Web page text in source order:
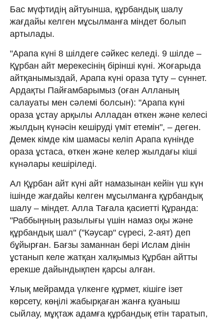
Бас мүфтидің айтуынша, құрбандық шалу
жағдайы келген мұсылманға міндет болып
артылады.
"Арапа күні 8 шілдеге сәйкес келеді. 9 шілде –
Құрбан айт мерекесінің бірінші күні. Жоғарыда
айтқанымыздай, Арапа күні ораза тұту – сүннет.
Ардақты Пайғамбарымыз (оған Алланың
салауаты мен сәлемі болсын): "Арапа күні
ораза ұстау арқылы Алладан өткен және келесі
жылдың күнәсін кешіруді үміт етемін", – деген.
Демек кімде кім шамасы келіп Арапа күнінде
ораза ұстаса, өткен және келер жылдағы кіші
күнәлары кешіріледі.
Ал Құрбан айт күні айт намазынан кейін үш күн
ішінде жағдайы келген мұсылманға құрбандық
шалу – міндет. Алла Тағала қасиетті Құранда:
"Раббыңның разылығы үшін намаз оқы және
құрбандық шал" ("Кәусар" сүресі, 2-аят) деп
бұйырған. Бағзы заманнан бері Ислам дінін
ұстанып келе жатқан халқымыз Құрбан айтты
ерекше дайындықпен қарсы алған.
Ұлық мейрамда үлкенге құрмет, кішіге ізет
көрсету, көңілі жабырқаған жанға қуаныш
сыйлау, мұқтаж адамға құрбандық етін таратып,